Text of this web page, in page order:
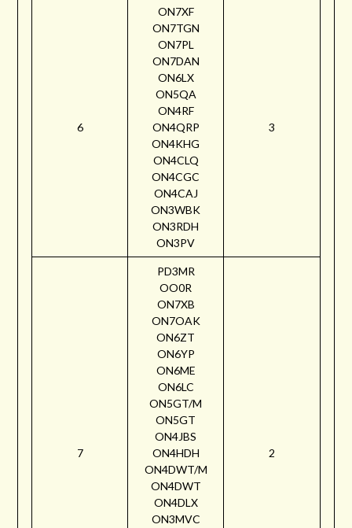
6
ON7XF
ON7TGN
ON7PL
ON7DAN
ON6LX
ON5QA
ON4RF
ON4QRP
ON4KHG
ON4CLQ
ON4CGC
ON4CAJ
ON3WBK
ON3RDH
ON3PV
3
7
PD3MR
OO0R
ON7XB
ON7OAK
ON6ZT
ON6YP
ON6ME
ON6LC
ON5GT/M
ON5GT
ON4JBS
ON4HDH
ON4DWT/M
ON4DWT
ON4DLX
ON3MVC
2